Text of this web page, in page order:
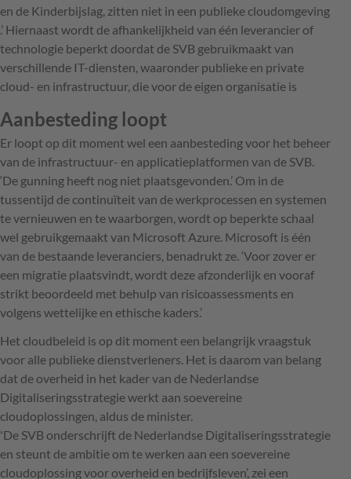
en de Kinderbijslag, zitten niet in een publieke cloudomgeving
.’ Hiernaast wordt de afhankelijkheid van één leverancier of
technologie beperkt doordat de SVB gebruikmaakt van
verschillende IT-diensten, waaronder publieke en private
cloud- en infrastructuur, die voor de eigen organisatie is
Aanbesteding loopt
Er loopt op dit moment wel een aanbesteding voor het beheer
van de infrastructuur- en applicatieplatformen van de SVB.
‘De gunning heeft nog niet plaatsgevonden.’ Om in de
tussentijd de continuïteit van de werkprocessen en systemen
te vernieuwen en te waarborgen, wordt op beperkte schaal
wel gebruikgemaakt van Microsoft Azure. Microsoft is één
van de bestaande leveranciers, benadrukt ze. ‘Voor zover er
een migratie plaatsvindt, wordt deze afzonderlijk en vooraf
strikt beoordeeld met behulp van risicoassessments en
volgens wettelijke en ethische kaders.’
Het cloudbeleid is op dit moment een belangrijk vraagstuk
voor alle publieke dienstverleners. Het is daarom van belang
dat de overheid in het kader van de Nederlandse
Digitaliseringsstrategie werkt aan soevereine
cloudoplossingen, aldus de minister.
'De SVB onderschrijft de Nederlandse Digitaliseringsstrategie
en steunt de ambitie om te werken aan een soevereine
cloudoplossing voor overheid en bedrijfsleven’, zei een